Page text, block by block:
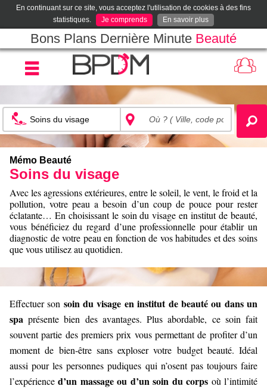
En continuant sur ce site, vous acceptez l'utilisation de cookies à des fins
statistiques.
Je comprends En savoir plus
Bons Plans Dernière Minute Beauté
Mémo Beauté
Soins du visage
Avec les agressions extérieures, entre le soleil, le vent, le froid et la
pollution, votre peau a besoin d’un coup de pouce pour rester
éclatante… En choisissant le soin du visage en institut de beauté,
vous bénéficiez du regard d’une professionnelle pour établir un
diagnostic de votre peau en fonction de vos habitudes et des soins
que vous utilisez au quotidien.
Effectuer son soin du visage en institut de beauté ou dans un
spa présente bien des avantages. Plus abordable, ce soin fait
souvent partie des premiers prix vous permettant de profiter d’un
moment de bien-être sans exploser votre budget beauté. Idéal
aussi pour les personnes pudiques qui n’osent pas toujours faire
l’expérienced’un massage ou d’un soin du corps où l’intimité